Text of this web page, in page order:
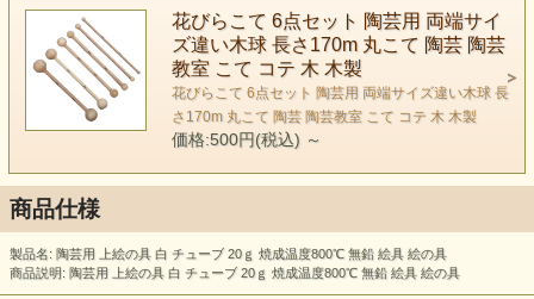
花びらこて 6点セット 陶芸用 両端サイ
ズ違い木球 長さ170m 丸こて 陶芸 陶芸
教室 こて コテ 木 木製
花びらこて 6点セット 陶芸用 両端サイズ違い木球 長
さ170m 丸こて 陶芸 陶芸教室 こて コテ 木 木製
価格:500円(税込) ～
商品仕様
製品名: 陶芸用 上絵の具 白 チューブ 20ｇ 焼成温度800℃ 無鉛 絵具 絵の具
商品説明: 陶芸用 上絵の具 白 チューブ 20ｇ 焼成温度800℃ 無鉛 絵具 絵の具